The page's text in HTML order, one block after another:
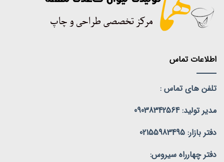
اطلاعات تماس
تلفن های تماس :
مدیر تولید: 09038342564
دفتر بازار: 02155983495
دفتر چهارراه سیروس: